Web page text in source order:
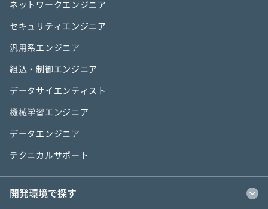
ネットワークエンジニア
セキュリティエンジニア
汎用系エンジニア
組込・制御エンジニア
データサイエンティスト
機械学習エンジニア
データエンジニア
テクニカルサポート
開発環境で探す